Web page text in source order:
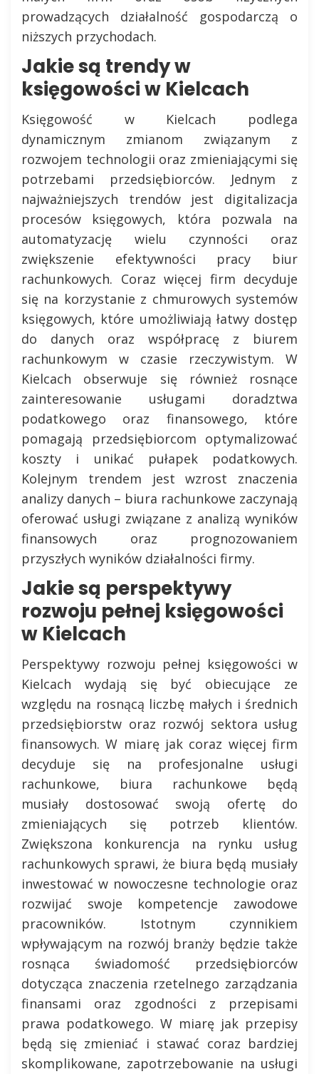
prowadzących działalność gospodarczą o
niższych przychodach.
Jakie są trendy w
księgowości w Kielcach
Księgowość w Kielcach podlega
dynamicznym zmianom związanym z
rozwojem technologii oraz zmieniającymi się
potrzebami przedsiębiorców. Jednym z
najważniejszych trendów jest digitalizacja
procesów księgowych, która pozwala na
automatyzację wielu czynności oraz
zwiększenie efektywności pracy biur
rachunkowych. Coraz więcej firm decyduje
się na korzystanie z chmurowych systemów
księgowych, które umożliwiają łatwy dostęp
do danych oraz współpracę z biurem
rachunkowym w czasie rzeczywistym. W
Kielcach obserwuje się również rosnące
zainteresowanie usługami doradztwa
podatkowego oraz finansowego, które
pomagają przedsiębiorcom optymalizować
koszty i unikać pułapek podatkowych.
Kolejnym trendem jest wzrost znaczenia
analizy danych – biura rachunkowe zaczynają
oferować usługi związane z analizą wyników
finansowych oraz prognozowaniem
przyszłych wyników działalności firmy.
Jakie są perspektywy
rozwoju pełnej księgowości
w Kielcach
Perspektywy rozwoju pełnej księgowości w
Kielcach wydają się być obiecujące ze
względu na rosnącą liczbę małych i średnich
przedsiębiorstw oraz rozwój sektora usług
finansowych. W miarę jak coraz więcej firm
decyduje się na profesjonalne usługi
rachunkowe, biura rachunkowe będą
musiały dostosować swoją ofertę do
zmieniających się potrzeb klientów.
Zwiększona konkurencja na rynku usług
rachunkowych sprawi, że biura będą musiały
inwestować w nowoczesne technologie oraz
rozwijać swoje kompetencje zawodowe
pracowników. Istotnym czynnikiem
wpływającym na rozwój branży będzie także
rosnąca świadomość przedsiębiorców
dotycząca znaczenia rzetelnego zarządzania
finansami oraz zgodności z przepisami
prawa podatkowego. W miarę jak przepisy
będą się zmieniać i stawać coraz bardziej
skomplikowane, zapotrzebowanie na usługi